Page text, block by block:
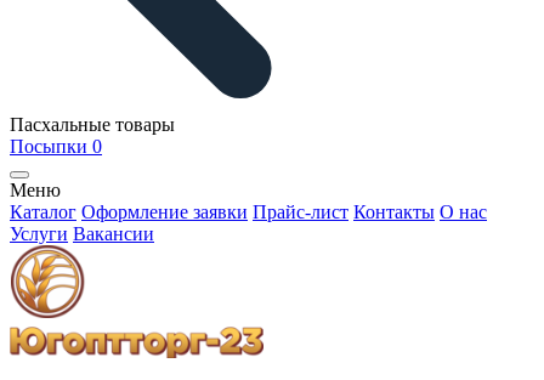
Пасхальные товары
Посыпки 0
Меню
Каталог Оформление заявки Прайс-лист Контакты О нас
Услуги Вакансии